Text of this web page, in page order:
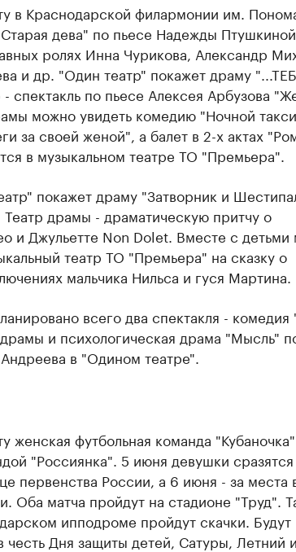
в Краснодарской филармонии им.
дева" по пьесе Надежды
ролях Инна Чурикова, Александр
и др. "Один театр" покажет драму
спектакль по пьесе Алексея Арбузова
можно увидеть комедию "Ночной
за своей женой", а балет в 2-х актах
в музыкальном театре ТО "Премьера".
покажет драму "Затворник и
драмы - драматическую притчу о
и Джульетте Non Dolet. Вместе с
театр ТО "Премьера" на сказку о
мальчика Нильса и гуся Мартина.
всего два спектакля - комедия
и психологическая драма "Мысль"
в "Одином театре".
женская футбольная команда "Кубаночка"
"Россиянка". 5 июня девушки сразятся
первенства России, а 6 июня - за места
Оба матча пройдут на стадионе "Труд".
ипподроме пройдут скачки. Будут
Дня защиты детей, Сатуры, Летний